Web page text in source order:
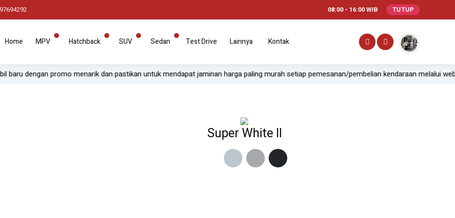
08:00 - 16:00 WIB TUTUP
Home MPV Hatchback SUV Sedan Test Drive Lainnya Kontak
menarik dan pastikan untuk mendapat jaminan harga paling murah setiap pemesanan/pembelian kendaraan melalui website.
Super White II